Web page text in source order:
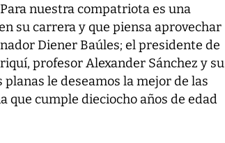
nuestra compatriota es una
su carrera y que piensa aprovechar
Diener Baúles; el presidente de
profesor Alexander Sánchez y su
le deseamos la mejor de las
que cumple dieciocho años de edad